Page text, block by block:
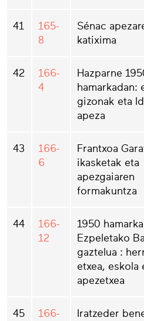
41
165-
8
Sénac
katixima
42
166-
4
Hazparne
hamarkadan:
gizonak eta
apeza
43
166-
6
Frantxoa
ikasketak eta
apezgaiaren
formakuntza
44
166-
12
1950
Ezpeletako
gaztelua :
etxea, eskola
apezetxea
45
166-
Iratzeder